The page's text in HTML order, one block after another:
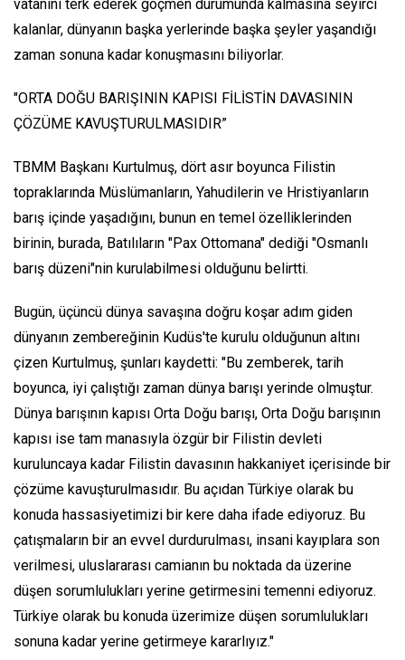
vatanını terk ederek göçmen durumunda kalmasına seyirci
kalanlar, dünyanın başka yerlerinde başka şeyler yaşandığı
zaman sonuna kadar konuşmasını biliyorlar.
"ORTA DOĞU BARIŞININ KAPISI FİLİSTİN DAVASININ
ÇÖZÜME KAVUŞTURULMASIDIR”
TBMM Başkanı Kurtulmuş, dört asır boyunca Filistin
topraklarında Müslümanların, Yahudilerin ve Hristiyanların
barış içinde yaşadığını, bunun en temel özelliklerinden
birinin, burada, Batılıların "Pax Ottomana" dediği "Osmanlı
barış düzeni"nin kurulabilmesi olduğunu belirtti.
Bugün, üçüncü dünya savaşına doğru koşar adım giden
dünyanın zembereğinin Kudüs'te kurulu olduğunun altını
çizen Kurtulmuş, şunları kaydetti: "Bu zemberek, tarih
boyunca, iyi çalıştığı zaman dünya barışı yerinde olmuştur.
Dünya barışının kapısı Orta Doğu barışı, Orta Doğu barışının
kapısı ise tam manasıyla özgür bir Filistin devleti
kuruluncaya kadar Filistin davasının hakkaniyet içerisinde bir
çözüme kavuşturulmasıdır. Bu açıdan Türkiye olarak bu
konuda hassasiyetimizi bir kere daha ifade ediyoruz. Bu
çatışmaların bir an evvel durdurulması, insani kayıplara son
verilmesi, uluslararası camianın bu noktada da üzerine
düşen sorumlulukları yerine getirmesini temenni ediyoruz.
Türkiye olarak bu konuda üzerimize düşen sorumlulukları
sonuna kadar yerine getirmeye kararlıyız."